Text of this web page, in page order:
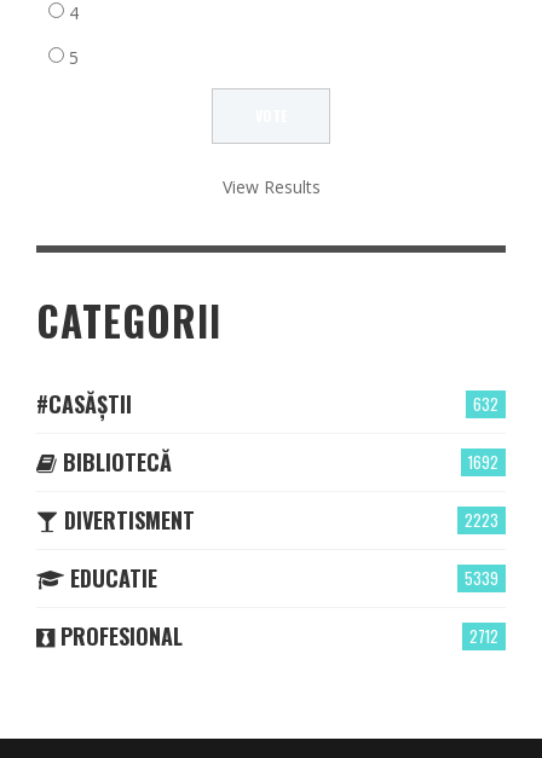
4
5
View Results
CATEGORII
632
#CASĂȘTII
1692
BIBLIOTECĂ
2223
DIVERTISMENT
5339
EDUCATIE
2712
PROFESIONAL